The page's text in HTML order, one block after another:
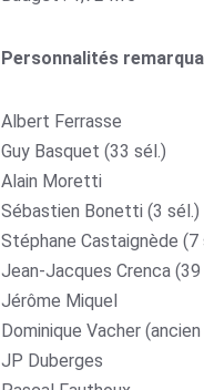
Personnalités
Albert Ferrasse
Guy Basquet (33 sél.)
Alain Moretti‌
Sébastien Bonetti (3 sél.)
Stéphane Castaignède (7
Jean-Jacques Crenca (39
Jérôme Miquel
Dominique Vacher
JP Duberges